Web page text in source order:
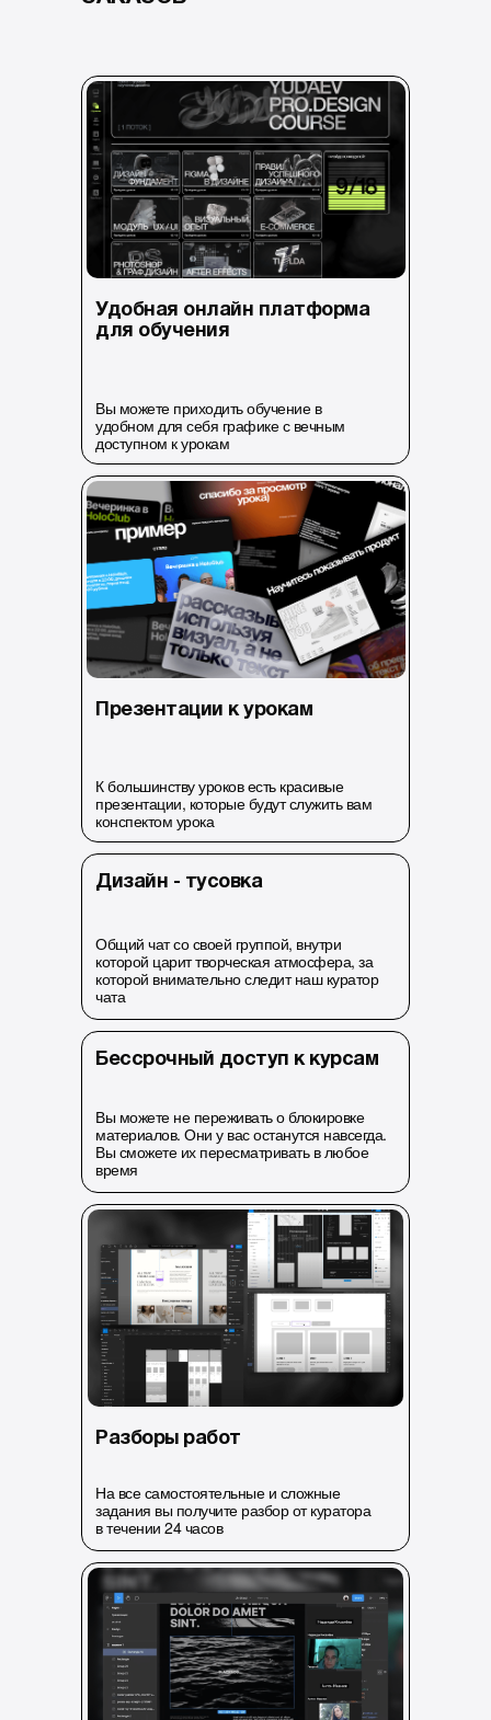
Удобная онлайн платформа
для обучения
Вы можете приходить обучение в
удобном для себя графике с вечным
доступном к урокам
Презентации к урокам
К большинству уроков есть красивые
презентации, которые будут служить вам
конспектом урока
Дизайн - тусовка
Общий чат со своей группой, внутри
которой царит творческая атмосфера, за
которой внимательно следит наш куратор
чата
Бессрочный доступ к курсам
Вы можете не переживать о блокировке
материалов. Они у вас останутся навсегда.
Вы сможете их пересматривать в любое
время
Разборы работ
На все самостоятельные и сложные
задания вы получите разбор от куратора
в течении 24 часов